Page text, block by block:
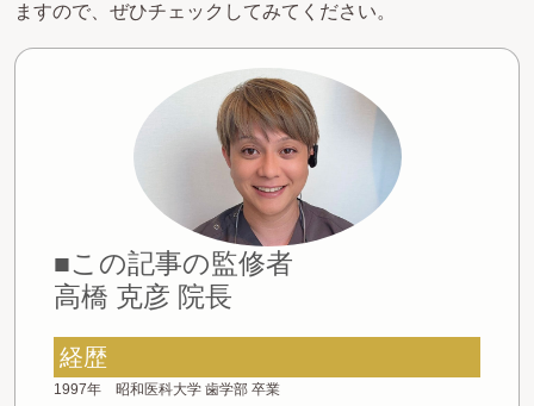
ますので、ぜひチェックしてみてください。
■この記事の監修者
高橋 克彦 院長
経歴
1997年 昭和医科大学 歯学部 卒業